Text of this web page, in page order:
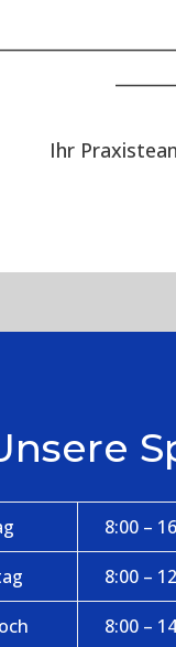
Ihr
8:00 –
8:00 –
8:00 –